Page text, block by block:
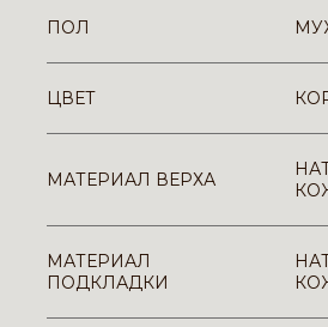
ПОЛ
ЦВЕТ
МАТЕРИАЛ ВЕРХА
МАТЕРИАЛ
ПОДКЛАДКИ